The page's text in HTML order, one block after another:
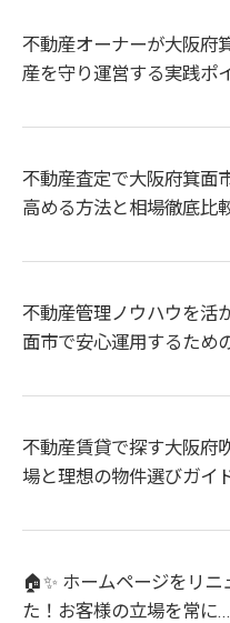
不動産オーナーが大阪府
産を守り運営する実践ポ
不動産査定で大阪府箕面
高める方法と相場徹底比
不動産管理ノウハウを活
面市で安心運用するため
不動産賃貸で探す大阪府
場と理想の物件選びガイ
🏠✨ ホームページをリニ
た！お客様の立場を常に...